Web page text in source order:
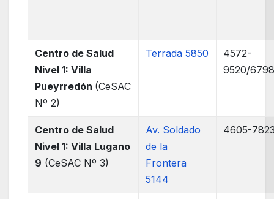
Centro de Salud
Nivel 1: Villa
Pueyrredón (CeSAC
Nº 2)
Terrada 5850
4572-
9520/
Centro de Salud
Nivel 1: Villa Lugano
9 (CeSAC Nº 3)
Av. Soldado
de la
Frontera
5144
4605-